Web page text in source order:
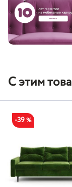
С этим
-39%